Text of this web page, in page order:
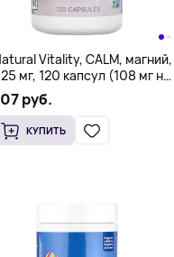
Vitality, CALM, магний,
мг, 120 капсул (108 мг на
руб.
КУПИТЬ